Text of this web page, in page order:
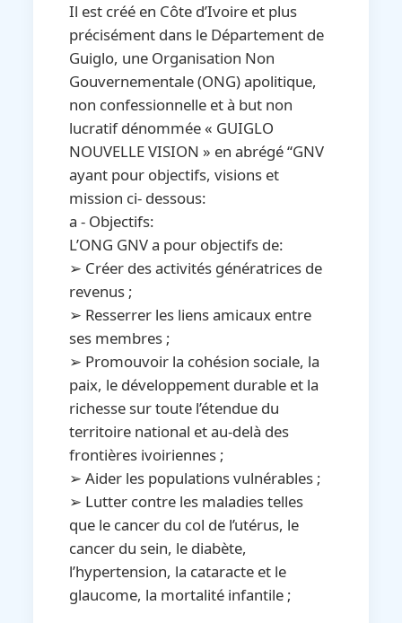
Il est créé en Côte d’Ivoire et plus
précisément dans le Département de
Guiglo, une Organisation Non
Gouvernementale (ONG) apolitique,
non confessionnelle et à but non
lucratif dénommée « GUIGLO
NOUVELLE VISION » en abrégé ‘‘GNV
ayant pour objectifs, visions et
mission ci- dessous:
a - Objectifs:
L’ONG GNV a pour objectifs de:
➢ Créer des activités génératrices de
revenus ;
➢ Resserrer les liens amicaux entre
ses membres ;
➢ Promouvoir la cohésion sociale, la
paix, le développement durable et la
richesse sur toute l’étendue du
territoire national et au-delà des
frontières ivoiriennes ;
➢ Aider les populations vulnérables ;
➢ Lutter contre les maladies telles
que le cancer du col de l’utérus, le
cancer du sein, le diabète,
l’hypertension, la cataracte et le
glaucome, la mortalité infantile ;